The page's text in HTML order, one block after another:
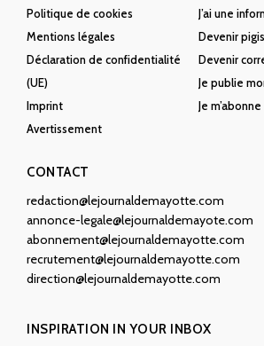
Politique de cookies
Mentions légales
Déclaration de confidentialité
(UE)
Imprint
Avertissement
J’ai une
Devenir
Devenir
Je publie
Je m’abonne
CONTACT
redaction@lejournaldemayotte.com
annonce-legale@lejournaldemayote.com
abonnement@lejournaldemayotte.com
recrutement@lejournaldemayotte.com
direction@lejournaldemayotte.com
INSPIRATION IN YOUR INBOX